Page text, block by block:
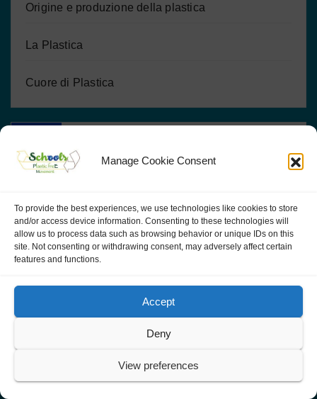
Manage Cookie Consent
To provide the best experiences, we use technologies like cookies to store
and/or access device information. Consenting to these technologies will
allow us to process data such as browsing behavior or unique IDs on this
site. Not consenting or withdrawing consent, may adversely affect certain
features and functions.
Accept
Deny
View preferences
Origine e produzione della plastica
La Plastica
Cuore di Plastica
Acqua
Alternative Api Attività Attività In Italia
Awareness Bici Book Chicks
Ciclo De La Vida
Consejos Medioambientales Cuore Di Plastica
España
Infografía Join Us